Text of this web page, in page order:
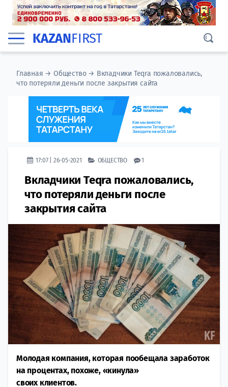
KAZANFIRST
Главная →Общество→ Вкладчики Teqra пожаловались,
что потеряли деньги после закрытия сайта
17:07 | 26-05-2021 ОБЩЕСТВО 1
Вкладчики Teqra пожаловались,
что потеряли деньги после
закрытия сайта
Молодая компания, которая пообещала заработок
на процентах, похоже, «кинула»
своих клиентов.